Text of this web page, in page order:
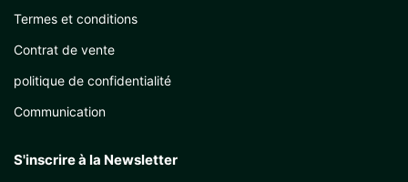
Termes et conditions
Contrat de vente
politique de confidentialité
Communication
S'inscrire à la Newsletter